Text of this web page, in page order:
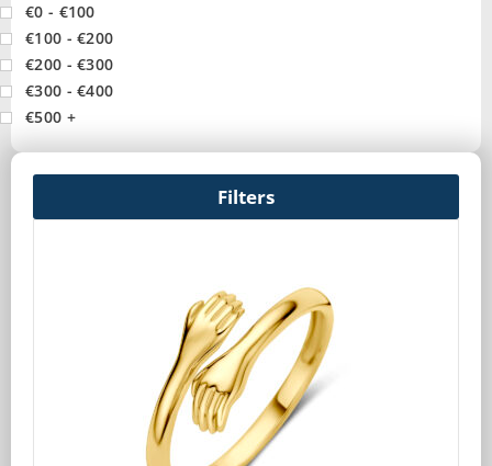
€0 - €100
€100 - €200
€200 - €300
€300 - €400
€500 +
Filters